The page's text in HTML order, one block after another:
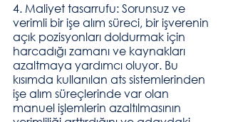
4. Maliyet tasarrufu: Sorunsuz ve
verimli bir işe alım süreci, bir işverenin
açık pozisyonları doldurmak için
harcadığı zamanı ve kaynakları
azaltmaya yardımcı oluyor. Bu
kısımda kullanılan ats sistemlerinden
işe alım süreçlerinde var olan
manuel işlemlerin azaltılmasının